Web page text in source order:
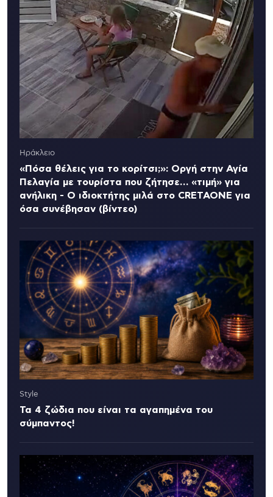
Ηράκλειο
«Πόσα θέλεις για το κορίτσι;»: Οργή στην Αγία
Πελαγία με τουρίστα που ζήτησε… «τιμή» για
ανήλικη - Ο ιδιοκτήτης μιλά στο CRETAONE για
όσα συνέβησαν (βίντεο)
Style
Τα 4 ζώδια που είναι τα αγαπημένα του
σύμπαντος!